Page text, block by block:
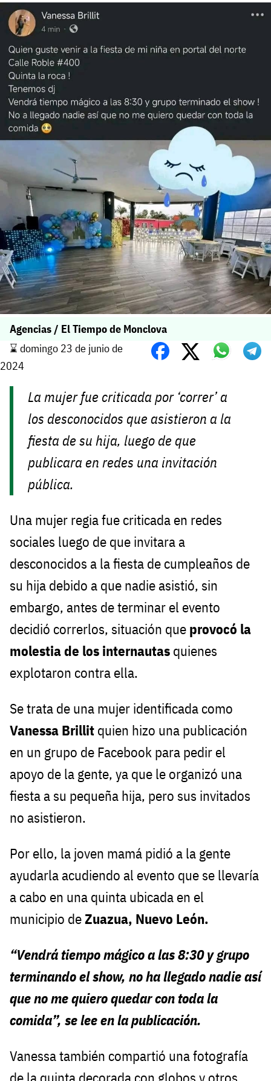
Agencias / El Tiempo de Monclova
⌛️ domingo 23 de junio de
2024
La mujer fue criticada por ‘correr’ a
los desconocidos que asistieron a la
fiesta de su hija, luego de que
publicara en redes una invitación
pública.
Una mujer regia fue criticada en redes
sociales luego de que invitara a
desconocidos a la fiesta de cumpleaños de
su hija debido a que nadie asistió, sin
embargo, antes de terminar el evento
decidió correrlos, situación que provocó la
molestia de los internautas quienes
explotaron contra ella.
Se trata de una mujer identificada como
Vanessa Brillit quien hizo una publicación
en un grupo de Facebook para pedir el
apoyo de la gente, ya que le organizó una
fiesta a su pequeña hija, pero sus invitados
no asistieron.
Por ello, la joven mamá pidió a la gente
ayudarla acudiendo al evento que se llevaría
a cabo en una quinta ubicada en el
municipio deZuazua, Nuevo León.
“Vendrá tiempo mágico a las 8:30 y grupo
terminando el show, no ha llegado nadie así
que no me quiero quedar con toda la
comida”, se lee en la publicación.
Vanessa también compartió una fotografía